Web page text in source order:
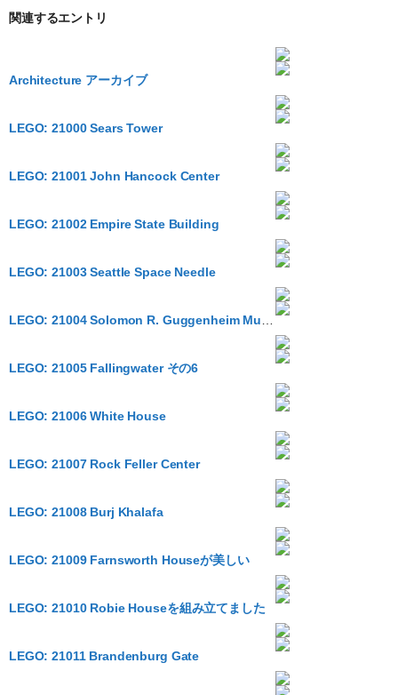
関連するエントリ
Architecture アーカイブ
LEGO: 21000 Sears Tower
LEGO: 21001 John Hancock Center
LEGO: 21002 Empire State Building
LEGO: 21003 Seattle Space Needle
LEGO: 21005 Fallingwater その6
LEGO: 21006 White House
LEGO: 21007 Rock Feller Center
LEGO: 21008 Burj Khalafa
LEGO: 21009 Farnsworth Houseが美しい
LEGO: 21010 Robie Houseを組み立てました
LEGO: 21011 Brandenburg Gate